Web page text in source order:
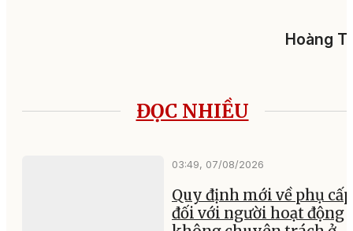
Hoàng
ĐỌC NHIỀU
03:49, 07/08/2026
Quy định mới về phụ cấp
đối với người hoạt động